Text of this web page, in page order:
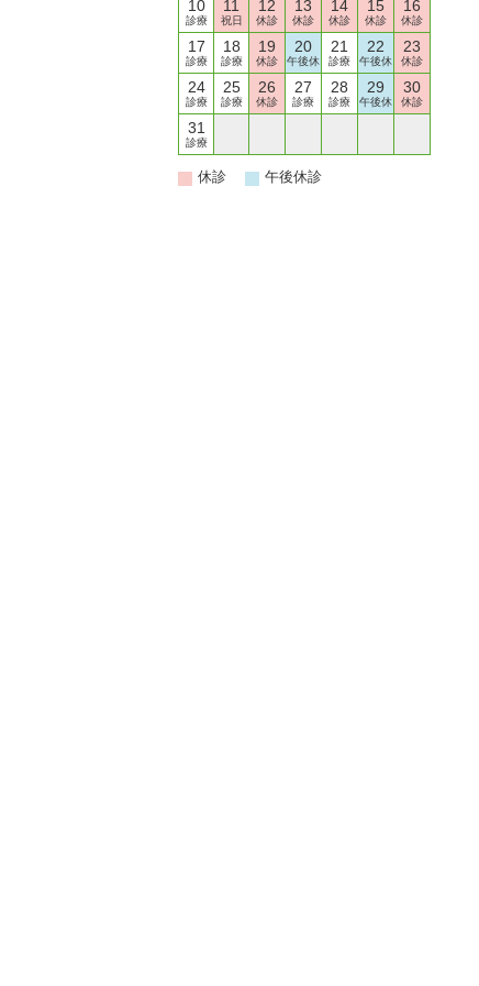
10
診療
11
祝日
12
休診
13
休診
14
休診
15
休診
16
休診
17
診療
18
診療
19
休診
20
午後休
21
診療
22
午後休
23
休診
24
診療
25
診療
26
休診
27
診療
28
診療
29
午後休
30
休診
31
診療
休診 午後休診